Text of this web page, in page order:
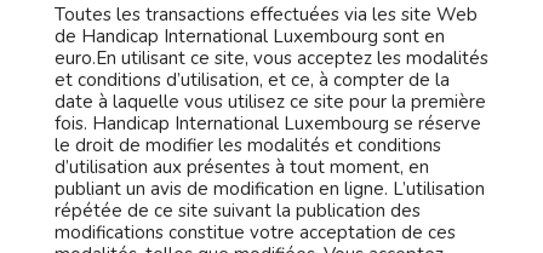
Toutes les transactions effectuées via les site Web
de Handicap International Luxembourg sont en
euro.En utilisant ce site, vous acceptez les modalités
et conditions d’utilisation, et ce, à compter de la
date à laquelle vous utilisez ce site pour la première
fois. Handicap International Luxembourg se réserve
le droit de modifier les modalités et conditions
d’utilisation aux présentes à tout moment, en
publiant un avis de modification en ligne. L’utilisation
répétée de ce site suivant la publication des
modifications constitue votre acceptation de ces